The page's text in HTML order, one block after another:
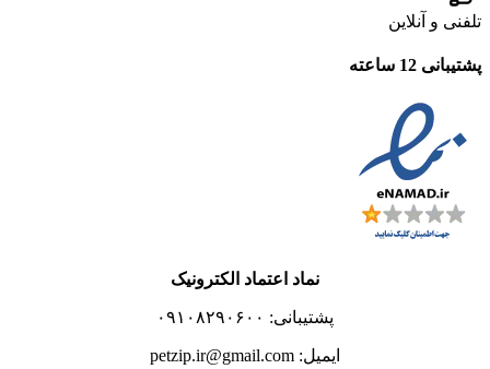
تلفنی و آنلاین
پشتیبانی 12 ساعته
نماد اعتماد الکترونیک
پشتیبانی: ۰۹۱۰۸۲۹۰۶۰۰
ایمیل: petzip.ir@gmail.com